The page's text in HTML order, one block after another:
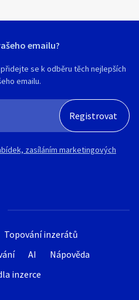
Topování inzerátů
AI
Nápověda
inzerce
emailu?
se k odběru těch nejlepších
emailu.
zasíláním marketingových